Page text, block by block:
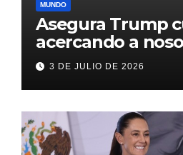
MUNDO
Asegura Trump
acercando a
3 DE JULIO DE 2026